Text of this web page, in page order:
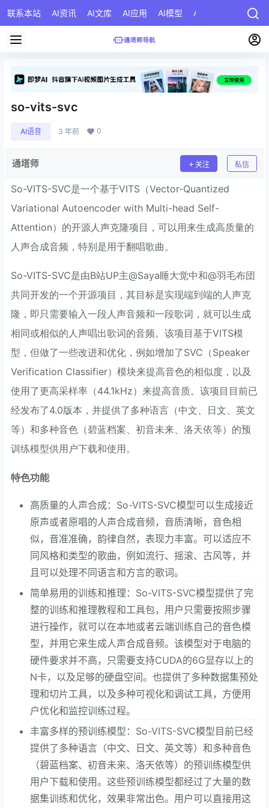
联系本站 AI资讯 AI文库 AI应用 AI模型 AI公司 AI提示词
so-vits-svc
AI语音 3 年前 0
通塔师 关注 私信
So-VITS-SVC是一个基于VITS（Vector-Quantized
Variational Autoencoder with Multi-head Self-
Attention）的开源人声克隆项目，可以用来生成高质量的
人声合成音频，特别是用于翻唱歌曲。
So-VITS-SVC是由B站UP主@Saya睡大觉中和@羽毛布団
共同开发的一个开源项目，其目标是实现端到端的人声克
隆，即只需要输入一段人声音频和一段歌词，就可以生成
相同或相似的人声唱出歌词的音频。该项目基于VITS模
型，但做了一些改进和优化，例如增加了SVC（Speaker
Verification Classifier）模块来提高音色的相似度，以及
使用了更高采样率（44.1kHz）来提高音质。该项目目前已
经发布了4.0版本，并提供了多种语言（中文、日文、英文
等）和多种音色（碧蓝档案、初音未来、洛天依等）的预
训练模型供用户下载和使用。
特色功能
高质量的人声合成：So-VITS-SVC模型可以生成接近
原声或者原唱的人声合成音频，音质清晰，音色相
似，音准准确，韵律自然，表现力丰富。可以适应不
同风格和类型的歌曲，例如流行、摇滚、古风等，并
且可以处理不同语言和方言的歌词。
简单易用的训练和推理：So-VITS-SVC模型提供了完
整的训练和推理教程和工具包，用户只需要按照步骤
进行操作，就可以在本地或者云端训练自己的音色模
型，并用它来生成人声合成音频。该模型对于电脑的
硬件要求并不高，只需要支持CUDA的6G显存以上的
N卡，以及足够的硬盘空间。也提供了多种数据集预处
理和切片工具，以及多种可视化和调试工具，方便用
户优化和监控训练过程。
丰富多样的预训练模型：So-VITS-SVC模型目前已经
提供了多种语言（中文、日文、英文等）和多种音色
（碧蓝档案、初音未来、洛天依等）的预训练模型供
用户下载和使用。这些预训练模型都经过了大量的数
据集训练和优化，效果非常出色。用户可以直接用这